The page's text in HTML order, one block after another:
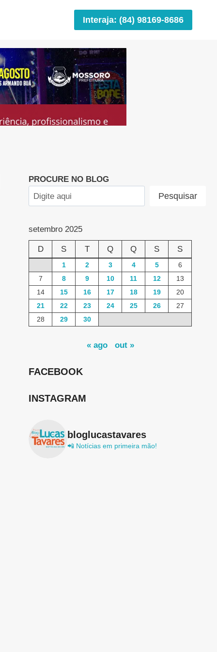
Interaja: (84) 98169-8686
PROCURE NO BLOG
Pesquisar
setembro 2025
D S T Q Q S S
1 2 3 4 5
6
7
8 9 10 11 12
13
14
15 16 17 18 19
20
21
22 23 24 25 26
27
28
29 30
« ago out »
FACEBOOK
INSTAGRAM
bloglucastavares
📲 Notícias em primeira mão!